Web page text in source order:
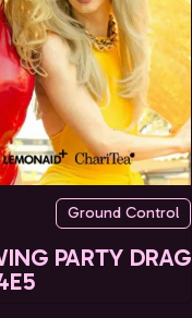
Ground Control
PARTY DRAG